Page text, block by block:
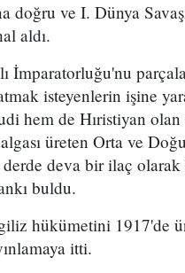
doğru ve I. Dünya
aldı.
İmparatorluğu'nu
isteyenlerin işine
hem de Hıristiyan
üreten Orta ve
deva bir ilaç
buldu.
hükümetini 1917'de
itti.